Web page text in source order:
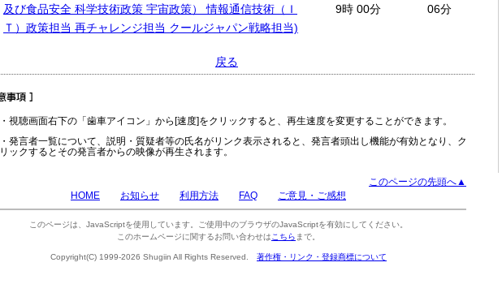
及び食品安全 科学技術政策 宇宙政策） 情報通信技術（Ｉ
Ｔ）政策担当 再チャレンジ担当 クールジャパン戦略担当)
9時 00分 06分
戻る
・視聴画面右下の「歯車アイコン」から[速度]をクリックすると、再生速度を変更することができます。
・発言者一覧について、説明・質疑者等の氏名がリンク表示されると、発言者頭出し機能が有効となり、ク
リックするとその発言者からの映像が再生されます。
このページの先頭へ▲
HOME
お知らせ 利用方法 FAQ ご意見・ご感想
このページは、JavaScriptを使用しています。ご使用中のブラウザのJavaScriptを有効にしてください。
このホームページに関するお問い合わせは こちら まで。
Copyright(C) 1999-2026 Shugiin All Rights Reserved. 著作権・リンク・登録商標について